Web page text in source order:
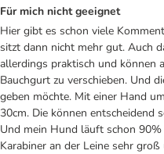
Für mich nicht geeignet
Hier gibt es schon viele
sitzt dann nicht mehr gut. Auch
allerdings praktisch und können
Bauchgurt zu verschieben. Und
geben möchte. Mit einer Hand
30cm. Die können entscheidend
Und mein Hund läuft schon 90%
Karabiner an der Leine sehr